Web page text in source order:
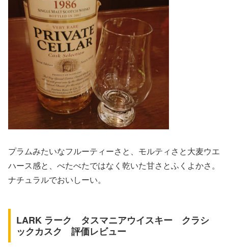
プラムみたいなフルーティーさと、モルティさと大麦ウエ
ハース感と、べたべたではなく乾いた甘さとふくよかさ。
ナチュラルでおいしーい。
LARK ラーク タスマニアウイスキー クラシ
ックカスク 評価レビュー